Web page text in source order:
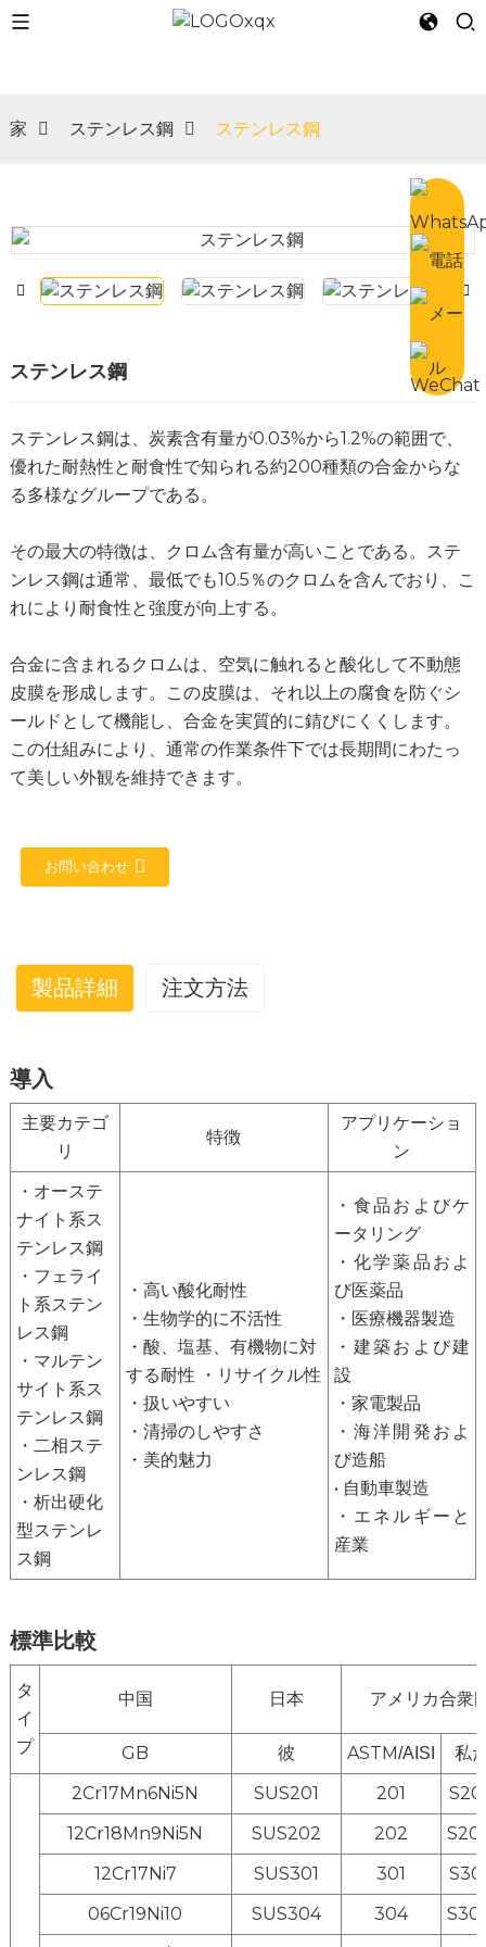
家 ステンレス鋼 ステンレス鋼
ステンレス鋼
ステンレス鋼は、炭素含有量が0.03%から1.2%の範囲で、
優れた耐熱性と耐食性で知られる約200種類の合金からな
る多様なグループである。
その最大の特徴は、クロム含有量が高いことである。ステ
ンレス鋼は通常、最低でも10.5％のクロムを含んでおり、こ
れにより耐食性と強度が向上する。
合金に含まれるクロムは、空気に触れると酸化して不動態
皮膜を形成します。この皮膜は、それ以上の腐食を防ぐシ
ールドとして機能し、合金を実質的に錆びにくくします。
この仕組みにより、通常の作業条件下では長期間にわたっ
て美しい外観を維持できます。
お問い合わせ
製品詳細 注文方法
導入
主要カテゴ
リ
特徴
アプリケーショ
ン
・オーステ
ナイト系ス
テンレス鋼
・フェライ
ト系ステン
レス鋼
・マルテン
サイト系ス
テンレス鋼
・二相ステ
ンレス鋼
・析出硬化
型ステンレ
ス鋼
・高い酸化耐性
・生物学的に不活性
・酸、塩基、有機物に対
する耐性 ・リサイクル性
・扱いやすい
・清掃のしやすさ
・美的魅力
・食品およびケ
ータリング
・化学薬品およ
び医薬品
・医療機器製造
・建築および建
設
・家電製品
・海洋開発およ
び造船
• 自動車製造
・エネルギーと
産業
標準比較
タ
イ
プ
中国 日本 アメリカ合衆
GB 彼 ASTM/AISI
私
2Cr17Mn6Ni5N
SUS201 201
12Cr18Mn9Ni5N
SUS202 202
12Cr17Ni7
SUS301 301
06Cr19Ni10
SUS304 304
ブラン
ド
YJGF
JIS BSEN ASTM GB/T
サイズ
範囲
厚さ
幅
(mm)
ステンレス鋼板
800～
1600
長さ：5
～13m
熱間圧延ステンレ
10～80
914～
1600
長さ：6
～12.5m
熱間圧延ステンレ
ス鋼板（コイル
状）
800～
1600
最大コイ
ル重量：
冷間圧延ステンレ
ス鋼板（コイル
状）
10〜
1600
表面仕
ブラック、No.1、No.2D、No.2B、No.3、
No.4、8K、ヘアライン、BA、サンドブラスト、
後処理
波型、穴あき、エンボス加工、エッチング加工、
水面波紋
エッジ
タイプ
最小注
25トン
コイル
内径
508 mm、610 mm、760 mm
配送状
コイル、ストリップ、シート、チューブ（用途：
自動車排気システム）